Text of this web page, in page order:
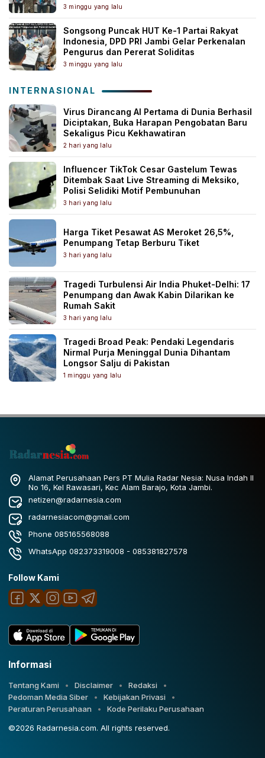
3 minggu yang lalu
Songsong Puncak HUT Ke-1 Partai Rakyat
Indonesia, DPD PRI Jambi Gelar Perkenalan
Pengurus dan Pererat Soliditas
3 minggu yang lalu
INTERNASIONAL
Virus Dirancang AI Pertama di Dunia Berhasil
Diciptakan, Buka Harapan Pengobatan Baru
Sekaligus Picu Kekhawatiran
2 hari yang lalu
Influencer TikTok Cesar Gastelum Tewas
Ditembak Saat Live Streaming di Meksiko,
Polisi Selidiki Motif Pembunuhan
3 hari yang lalu
Harga Tiket Pesawat AS Meroket 26,5%,
Penumpang Tetap Berburu Tiket
3 hari yang lalu
Tragedi Turbulensi Air India Phuket-Delhi: 17
Penumpang dan Awak Kabin Dilarikan ke
Rumah Sakit
3 hari yang lalu
Tragedi Broad Peak: Pendaki Legendaris
Nirmal Purja Meninggal Dunia Dihantam
Longsor Salju di Pakistan
1 minggu yang lalu
Alamat Perusahaan Pers PT Mulia Radar Nesia: Nusa Indah II
No 16, Kel Rawasari, Kec Alam Barajo, Kota Jambi.
netizen@radarnesia.com
radarnesiacom@gmail.com
Phone 085165568088
WhatsApp 082373319008 - 085381827578
Follow Kami
Informasi
Tentang Kami Disclaimer
Redaksi
Pedoman Media Siber
Kebijakan Privasi
Peraturan Perusahaan
Kode Perilaku Perusahaan
©2026 Radarnesia.com. All rights reserved.